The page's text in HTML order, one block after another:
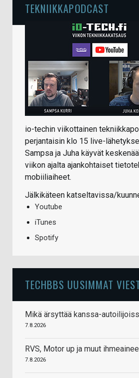
TEKNIIKKAPODCAST
io-techin viikottainen
perjantaisin klo 15 live-
Sampsa ja Juha käyvät
viikon ajalta ajankohtaiset
mobiiliaiheet.
Jälkikäteen katseltavissa/
Youtube
iTunes
Spotify
TECHBBS UUSIMMAT
Mikä ärsyttää kanssa-
7.8.2026
RVS, Motor up ja muut
7.8.2026